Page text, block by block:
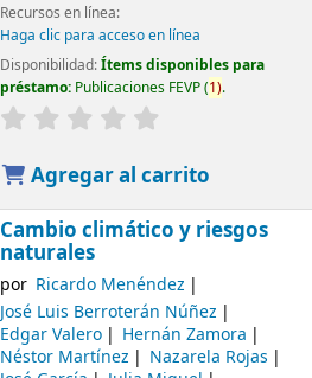
Recursos en línea:
Haga clic para acceso en línea
Disponibilidad:Ítems disponibles para
préstamo: Publicaciones FEVP(1).
Agregar al carrito
Cambio climático y riesgos
naturales
por Ricardo Menéndez
José Luis Berroterán Núñez
Edgar Valero
Hernán Zamora
Néstor Martínez
Nazarela Rojas